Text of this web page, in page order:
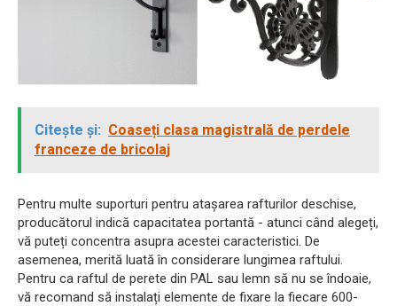
Citește și: Coaseți clasa magistrală de perdele
franceze de bricolaj
Pentru multe suporturi pentru atașarea rafturilor deschise,
producătorul indică capacitatea portantă - atunci când alegeți,
vă puteți concentra asupra acestei caracteristici. De
asemenea, merită luată în considerare lungimea raftului.
Pentru ca raftul de perete din PAL sau lemn să nu se îndoaie,
vă recomand să instalați elemente de fixare la fiecare 600-